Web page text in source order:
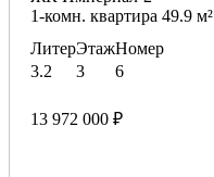
1-комн. квартира 49.9 м²
Литер
3.2
Этаж
3
Номер
6
13 972 000 ₽